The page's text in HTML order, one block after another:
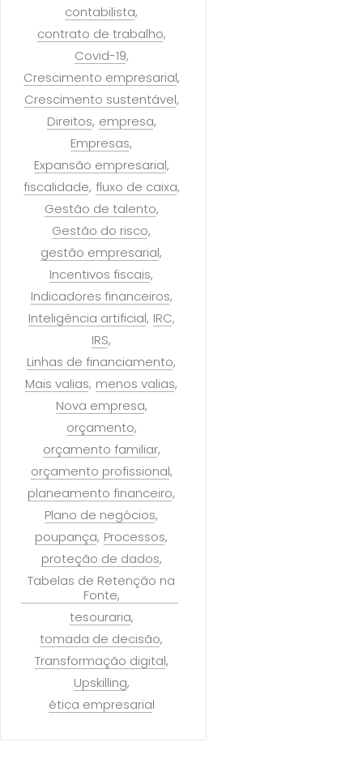
contabilista
contrato de trabalho
Covid-19
Crescimento empresarial
Crescimento sustentável
Direitos empresa
Empresas
Expansão empresarial
fiscalidade fluxo de caixa
Gestão de talento
Gestão do risco
gestão empresarial
Incentivos fiscais
Indicadores financeiros
Inteligência artificial IRC
IRS
Linhas de financiamento
Mais valias menos valias
Nova empresa
orçamento
orçamento familiar
orçamento profissional
planeamento financeiro
Plano de negócios
poupança Processos
proteção de dados
Tabelas de Retenção na
Fonte
tesouraria
tomada de decisão
Transformação digital
Upskilling
ética empresarial